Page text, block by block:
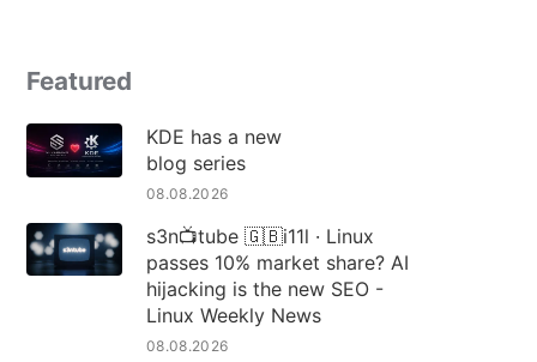
Featured
KDE has a new
blog series
08.08.2026
s3n📺tube 🇬🇧i11l · Linux
passes 10% market share? AI
hijacking is the new SEO -
Linux Weekly News
08.08.2026